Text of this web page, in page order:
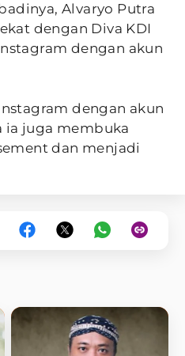
Alvaryo Putra
dengan Diva KDI
dengan akun
dengan akun
ia juga membuka
dan menjadi